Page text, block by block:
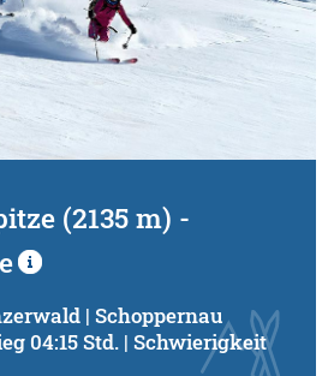
(2135 m) -
| Schoppernau
04:15 Std. | Schwierigkeit